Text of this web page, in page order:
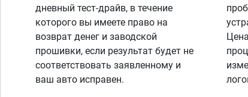
дневный тест-драйв, в течение
которого вы имеете право на
возврат денег и заводской
прошивки, если результат будет не
соответствовать заявленному и
ваш авто исправен.